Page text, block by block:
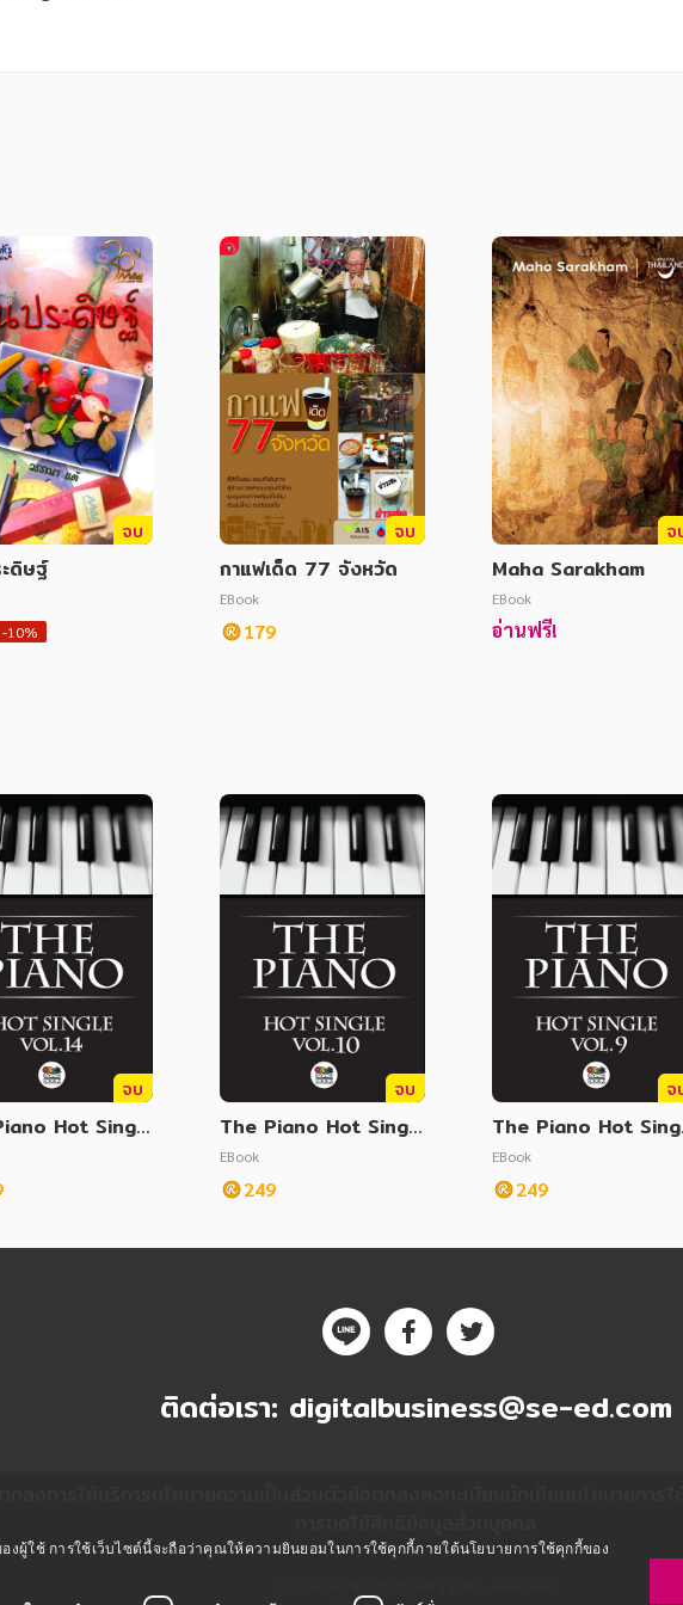
งไทยยอดนิยม ถูกต้องตามหลักทฤษฏีดนตรีสากล โน้ตครบถ้
จบ
ดิษฐ์
-10%
จบ
กาแฟเด็ด 77 จังหวัด
EBook
179
จ
Maha Sarakham
EBook
อ่านฟรี!
จบ
Hot Single
จบ
The Piano Hot Single
Vol. 10
EBook
249
จ
The Piano Hot
Vol. 9
EBook
249
ติดต่อเรา: digitalbusiness@se-ed.com
งผู้ใช้ การใช้เว็บไซต์นี้จะถือว่าคุณให้ความยินยอมในการใช้คุกกี้ภายใต้นโยบายการใช้คุกกี้ของ